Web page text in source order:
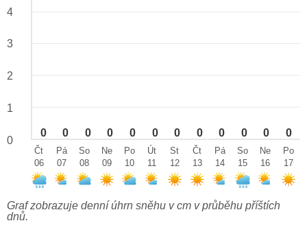
0 0 0 0 0 0 0 0 0 0 0 0
4
3
2
1
0
Čt
06
Pá
07
So
08
Ne
09
Po
10
Út
11
St
12
Čt
13
Pá
14
So
15
Ne
16
Po
17
Graf zobrazuje denní úhrn sněhu v cm v průběhu příštích
dnů.